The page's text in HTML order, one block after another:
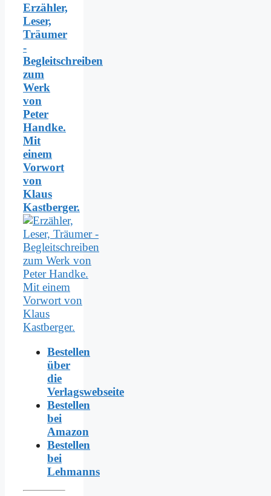
Erzähler,
Leser,
Träumer
-
Begleitschreiben
zum
Werk
von
Peter
Handke.
Mit
einem
Vorwort
von
Klaus
Kastberger.
Bestellen
über
die
Verlagswebseite
Bestellen
bei
Amazon
Bestellen
bei
Lehmanns